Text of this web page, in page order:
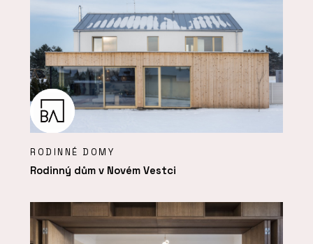
RODINNÉ DOMY
Rodinný dům v Novém Vestci